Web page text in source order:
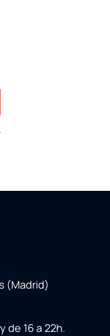
(Madrid)
de 16 a 22h.